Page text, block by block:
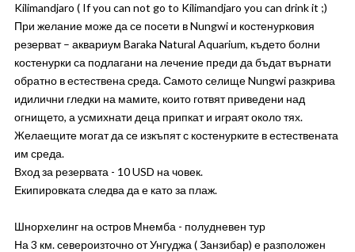
Kilimandjaro ( If you can not go to Kilimandjaro you can drink it ;)
При желание може да се посети в Nungwi и костенурковия
резерват – аквариум Baraka Natural Aquarium, където болни
костенурки са подлагани на лечение преди да бъдат върнати
обратно в естествена среда. Самото селище Nungwi разкрива
идилични гледки на мамите, които готвят приведени над
огнището, а усмихнати деца припкат и играят около тях.
Желаещите могат да се изкъпят с костенурките в естествената
им среда.
Вход за резервата - 10 USD на човек.
Екипировката следва да е като за плаж.
Шнорхелинг на остров Мнемба - полудневен тур
На 3 км. североизточно от Унгуджа ( Занзибар) е разположен